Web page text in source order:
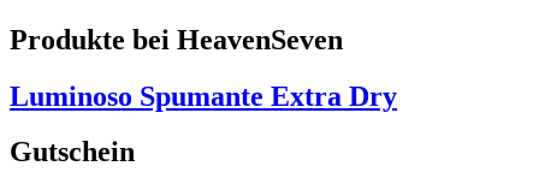
Produkte bei HeavenSeven
Luminoso Spumante Extra Dry
Gutschein